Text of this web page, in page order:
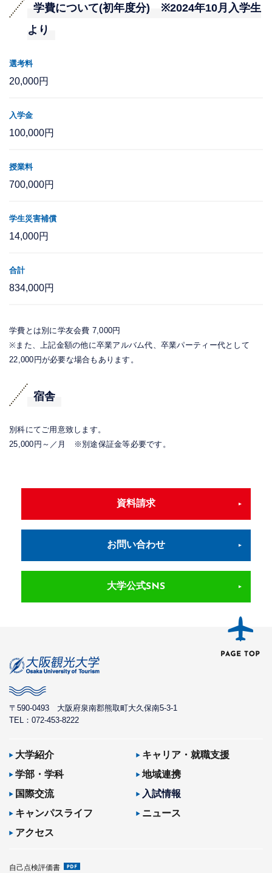
学費について(初年度分) ※2024年10月入学生
より
選考料
20,000円
入学金
100,000円
授業料
700,000円
学生災害補償
14,000円
合計
834,000円
学費とは別に学友会費 7,000円
※また、上記金額の他に卒業アルバム代、卒業パーティー代として
22,000円が必要な場合もあります。
宿舎
別科にてご用意致します。
25,000円～／月 ※別途保証金等必要です。
資料請求
お問い合わせ
大学公式SNS
〒590-0493 大阪府泉南郡熊取町大久保南5-3-1
TEL：072-453-8222
大学紹介
キャリア・就職支援
学部・学科
地域連携
国際交流
入試情報
キャンパスライフ
ニュース
アクセス
自己点検評価書